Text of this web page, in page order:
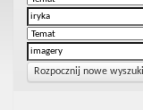
Rozpocznij nowe